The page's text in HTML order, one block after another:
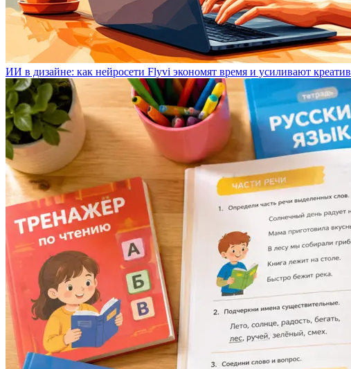
ИИ в дизайне: как нейросети Flyvi экономят время и усиливают креатив